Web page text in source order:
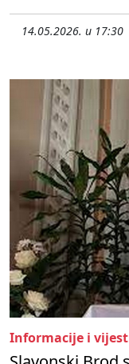
14.05.2026. u 17:30
Informacije i